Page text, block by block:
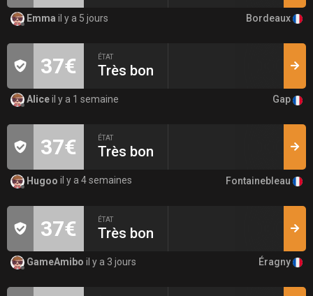
Emma il y a 5 jours Bordeaux
37€ ÉTAT
Très bon
Aliceil y a 1 semaine Gap
37€ ÉTAT
Très bon
Hugoo il y a 4 semaines Fontainebleau
37€ ÉTAT
Très bon
GameAmibo il y a 3 jours Éragny